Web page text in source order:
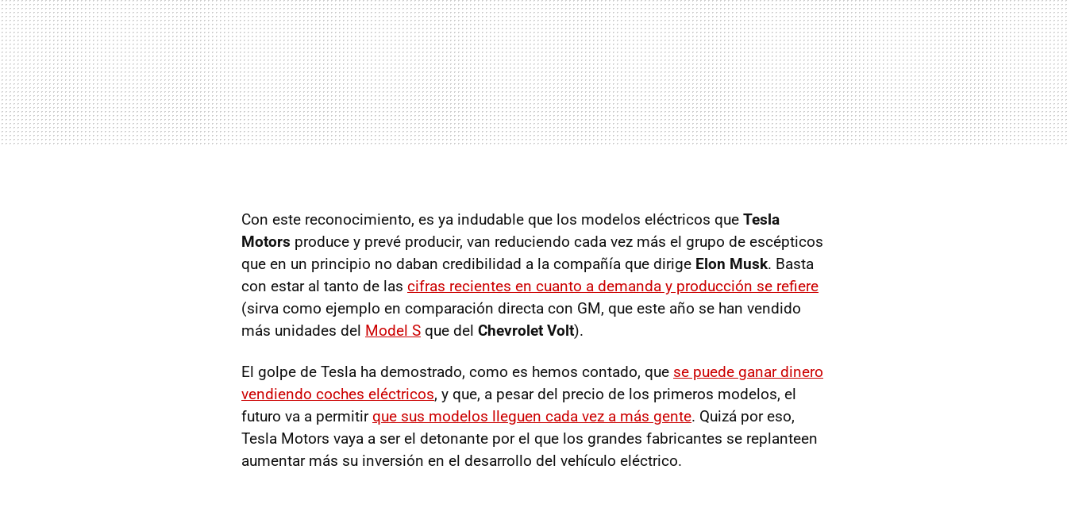
Con este reconocimiento, es ya indudable que los modelos eléctricos que Tesla
Motors produce y prevé producir, van reduciendo cada vez más el grupo de escépticos
que en un principio no daban credibilidad a la compañía que dirige Elon Musk. Basta
con estar al tanto de las cifras recientes en cuanto a demanda y producción se refiere
(sirva como ejemplo en comparación directa con GM, que este año se han vendido
más unidades del Model S que del Chevrolet Volt).
El golpe de Tesla ha demostrado, como es hemos contado, que se puede ganar dinero
vendiendo coches eléctricos, y que, a pesar del precio de los primeros modelos, el
futuro va a permitirque sus modelos lleguen cada vez a más gente. Quizá por eso,
Tesla Motors vaya a ser el detonante por el que los grandes fabricantes se replanteen
aumentar más su inversión en el desarrollo del vehículo eléctrico.